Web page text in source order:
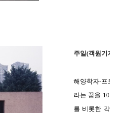
주일(객원기자)
해양학자-프로
라는 꿈을 10
를 비롯한 각종